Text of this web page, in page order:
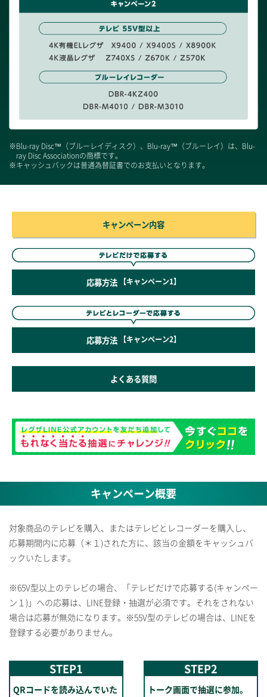
※Blu-ray Disc™（ブルーレイディスク）、Blu-ray™（ブルーレイ）は、Blu-
ray Disc Associationの商標です。
※キャッシュバックは普通為替証書でのお支払いとなります。
キャンペーン内容
応募方法 【キャンペーン1】
応募方法 【キャンペーン2】
よくある質問
キャンペーン概要
対象商品のテレビを購入、またはテレビとレコーダーを購入し、
応募期間内に応募（＊１)された方に、該当の金額をキャッシュバ
ックいたします。
※65V型以上のテレビの場合、「テレビだけで応募する(キャンペー
ン１)」への応募は、 LINE登録・抽選が必須です。それをされない
場合は応募が無効になります。 ※55V型のテレビの場合は、LINEを
登録する必要がありません。
STEP1
QRコードを読み込んでいた
STEP2
トーク画面で抽選に参加。